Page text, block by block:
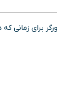
برای زمانی